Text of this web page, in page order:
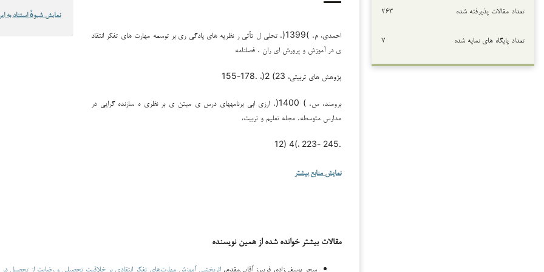
تعداد مقالات پذیرفته شده ۲۶۳
تعداد پایگاه های نمایه شده ۷
احمدی، م. )1399(. تحلی ل تأثی ر نظریه های یادگی ری بر توسعه مهارت های تفکر انتقاد
ی در آموزش و پرورش ای ران . فصلنامه
پژوهش های تربیتی، 23) 2(، .178-155
برومند، س. ) 1400(. ارزی ابی برنامههای درس ی مبتن ی بر نظری ه سازنده گرایی در
مدارس متوسطه. مجله تعلیم و تربیت،
.245 -223 ،)4 (12
نمایش منابع بیشتر
نمایش شیوهٔ استناد به
مقالات بیشتر خوانده شده از همین نویسنده
سحر یوسفی‌زاده, فریبرز آقایی‌مقدم, اثربخشی آموزش مهارت‌های تفکر انتقادی بر خلاقیت تحصیلی و رضایت از تحصیل در